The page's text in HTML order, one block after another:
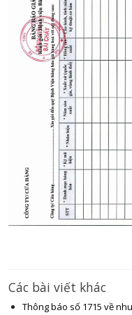
Các bài viết khác
Thông báo số 1715 về